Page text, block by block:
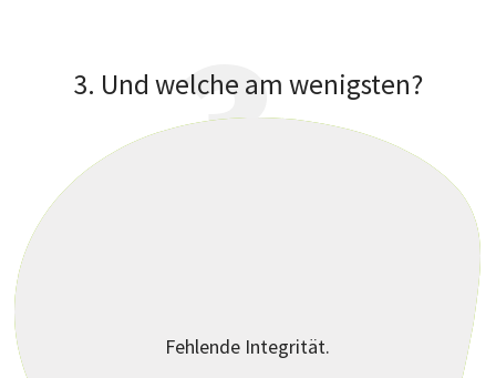
3
3. Und welche am wenigsten?
Fehlende Integrität.
?